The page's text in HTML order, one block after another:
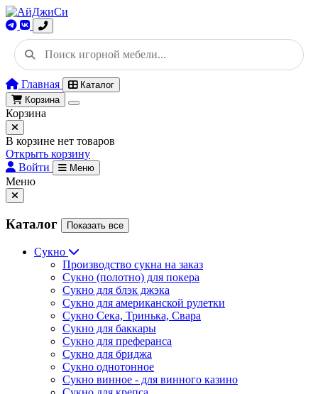
Главная
Каталог
Корзина
Корзина
В корзине нет товаров
Открыть корзину
Войти
Меню
Меню
Каталог Показать все
Сукно
Производство сукна на заказ
Сукно (полотно) для покера
Сукно для блэк джэка
Сукно для американской рулетки
Сукно Сека, Тринька, Свара
Сукно для баккары
Сукно для преферанса
Сукно для бриджа
Сукно однотонное
Сукно винное - для винного казино